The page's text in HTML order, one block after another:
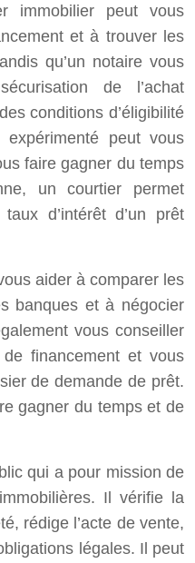
immobilier peut vous
et à trouver les
qu’un notaire vous
de l’achat
conditions d’éligibilité
peut vous
faire gagner du temps
un courtier permet
d’intérêt d’un prêt
aider à comparer les
banques et à négocier
vous conseiller
financement et vous
de demande de prêt.
gagner du temps et de
qui a pour mission de
Il vérifie la
rédige l’acte de vente,
légales. Il peut